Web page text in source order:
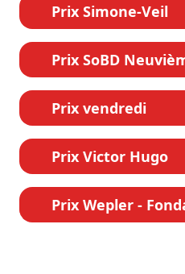
Prix Simone-Veil
Prix SoBD
Prix vendredi
Prix Victor Hugo
Prix Wepler -